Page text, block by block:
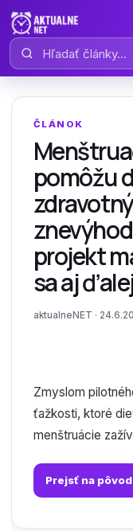
Hľadať články
ČLÁNOK
pomôžu
projekt
sa aj
aktualneNET ·
Zmyslom
ťažkosti, ktoré
menštruácie
Prejsť na